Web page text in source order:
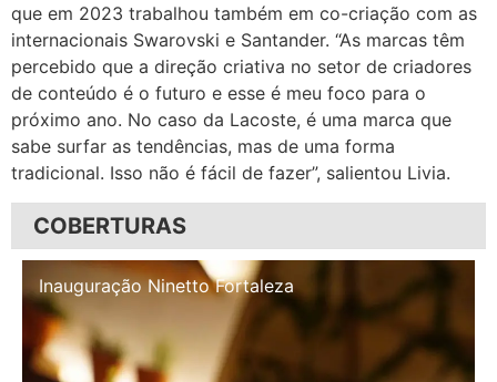
que em 2023 trabalhou também em co-criação com as
internacionais Swarovski e Santander. “As marcas têm
percebido que a direção criativa no setor de criadores
de conteúdo é o futuro e esse é meu foco para o
próximo ano. No caso da Lacoste, é uma marca que
sabe surfar as tendências, mas de uma forma
tradicional. Isso não é fácil de fazer”, salientou Livia.
COBERTURAS
Inauguração Illa Café